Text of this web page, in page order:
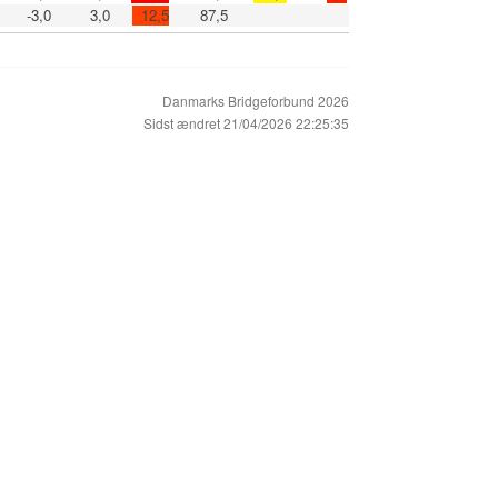
-3,0 3,0 12,5 87,5
Danmarks Bridgeforbund 2026
Sidst ændret 21/04/2026 22:25:35